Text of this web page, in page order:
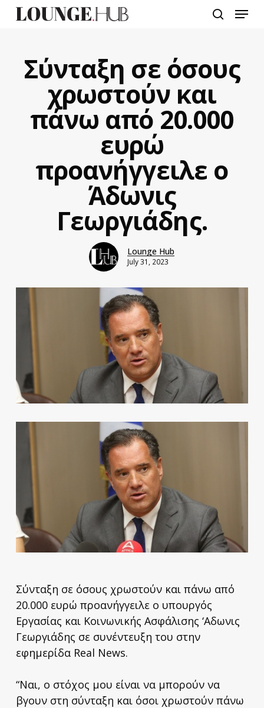
Menu
Σύνταξη σε όσους
χρωστούν και
πάνω από 20.000
ευρώ
προανήγγειλε ο
Άδωνις
Γεωργιάδης.
Lounge Hub
July 31, 2023
Σύνταξη σε όσους χρωστούν και πάνω από
20.000 ευρώ προανήγγειλε ο υπουργός
Εργασίας και Κοινωνικής Ασφάλισης ‘Αδωνις
Γεωργιάδης σε συνέντευξη του στην
εφημερίδα Real News.
“Ναι, ο στόχος μου είναι να μπορούν να
βγουν στη σύνταξη και όσοι χρωστούν πάνω